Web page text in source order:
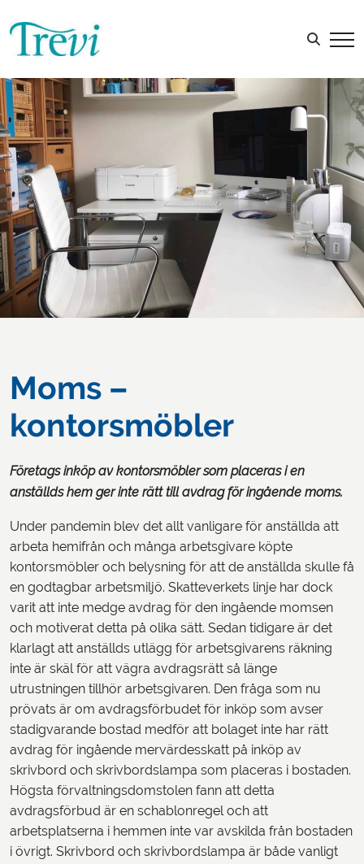
Sök efter:
Moms –
kontorsmöbler
Företags inköp av kontorsmöbler som placeras i en
anställds hem ger inte rätt till avdrag för ingående moms.
Under pandemin blev det allt vanligare för anställda att
arbeta hemifrån och många arbetsgivare köpte
kontorsmöbler och belysning för att de anställda skulle få
en godtagbar arbetsmiljö. Skatteverkets linje har dock
varit att inte medge avdrag för den ingående momsen
och motiverat detta på olika sätt. Sedan tidigare är det
klarlagt att anställds utlägg för arbetsgivarens räkning
inte är skäl för att vägra avdragsrätt så länge
utrustningen tillhör arbetsgivaren. Den fråga som nu
prövats är om avdragsförbudet för inköp som avser
stadigvarande bostad medför att bolaget inte har rätt
avdrag för ingående mervärdesskatt på inköp av
skrivbord och skrivbordslampa som placeras i bostaden.
Högsta förvaltningsdomstolen fann att detta
avdragsförbud är en schablonregel och att
arbetsplatserna i hemmen inte var avskilda från bostaden
i övrigt. Skrivbord och skrivbordslampa är både vanligt